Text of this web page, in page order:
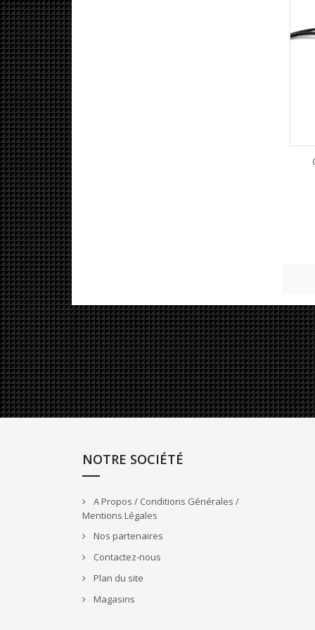
NOTRE SOCIÉTÉ
A Propos / Conditions Générales /
Mentions Légales
Nos partenaires
Contactez-nous
Plan du site
Magasins